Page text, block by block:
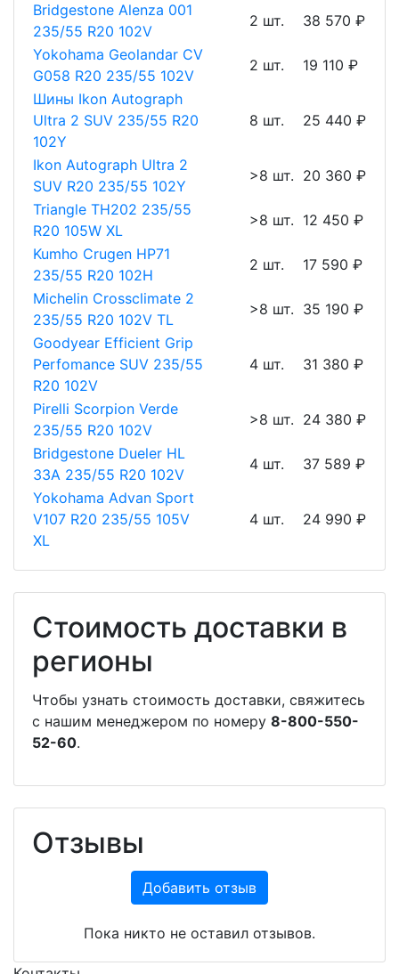
Bridgestone Alenza 001
235/55 R20 102V
2 шт.
38 570 ₽
Yokohama Geolandar CV
G058 R20 235/55 102V
2 шт.
19 110 ₽
Шины Ikon Autograph
Ultra 2 SUV 235/55 R20
102Y
8 шт. 25 440 ₽
Ikon Autograph Ultra 2
SUV R20 235/55 102Y
>8 шт. 20 360 ₽
Triangle TH202 235/55
R20 105W XL
>8 шт. 12 450 ₽
Kumho Crugen HP71
235/55 R20 102H
2 шт.
17 590 ₽
Michelin Crossclimate 2
235/55 R20 102V TL
>8 шт. 35 190 ₽
Goodyear Efficient Grip
Perfomance SUV 235/55
R20 102V
4 шт. 31 380 ₽
Pirelli Scorpion Verde
235/55 R20 102V
>8 шт. 24 380 ₽
Bridgestone Dueler HL
33A 235/55 R20 102V
4 шт.
37 589 ₽
Yokohama Advan Sport
V107 R20 235/55 105V
XL
4 шт. 24 990 ₽
Стоимость доставки в
регионы
Чтобы узнать стоимость доставки, свяжитесь
с нашим менеджером по номеру 8-800-550-
52-60.
Отзывы
Добавить отзыв
Пока никто не оставил отзывов.